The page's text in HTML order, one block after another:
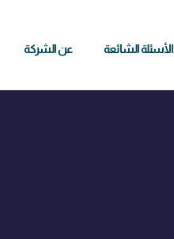
الأسئلة الشائعة عن الشركة